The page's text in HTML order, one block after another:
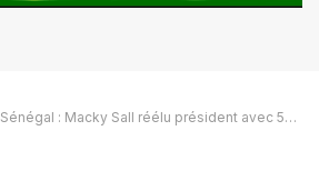
Sénégal : Macky Sall réélu président avec 58,27% des voix